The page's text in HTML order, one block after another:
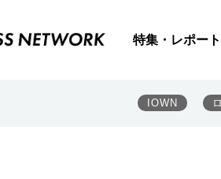
特集・レポート
IOWN